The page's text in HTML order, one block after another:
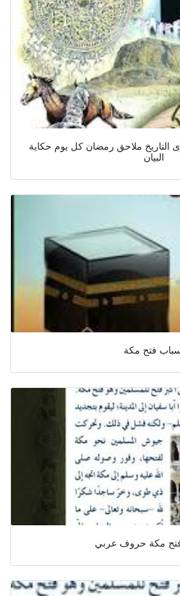
ملاحق رمضان كل يوم حكاية
البيان
فتح مكة
فتح مكة حروف عربي